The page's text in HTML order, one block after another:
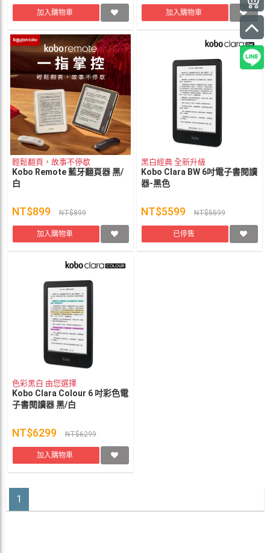
加入購物車 加入購物車
輕鬆翻頁，故事不停歇
Kobo Remote 藍牙翻頁器 黑/
白
NT$899 NT$899
加入購物車
黑白經典 全新升級
Kobo Clara BW 6吋電子書閱讀
器-黑色
NT$5599 NT$5599
已停售
色彩黑白 由您選擇
Kobo Clara Colour 6 吋彩色電
子書閱讀器 黑/白
NT$6299 NT$6299
加入購物車
1